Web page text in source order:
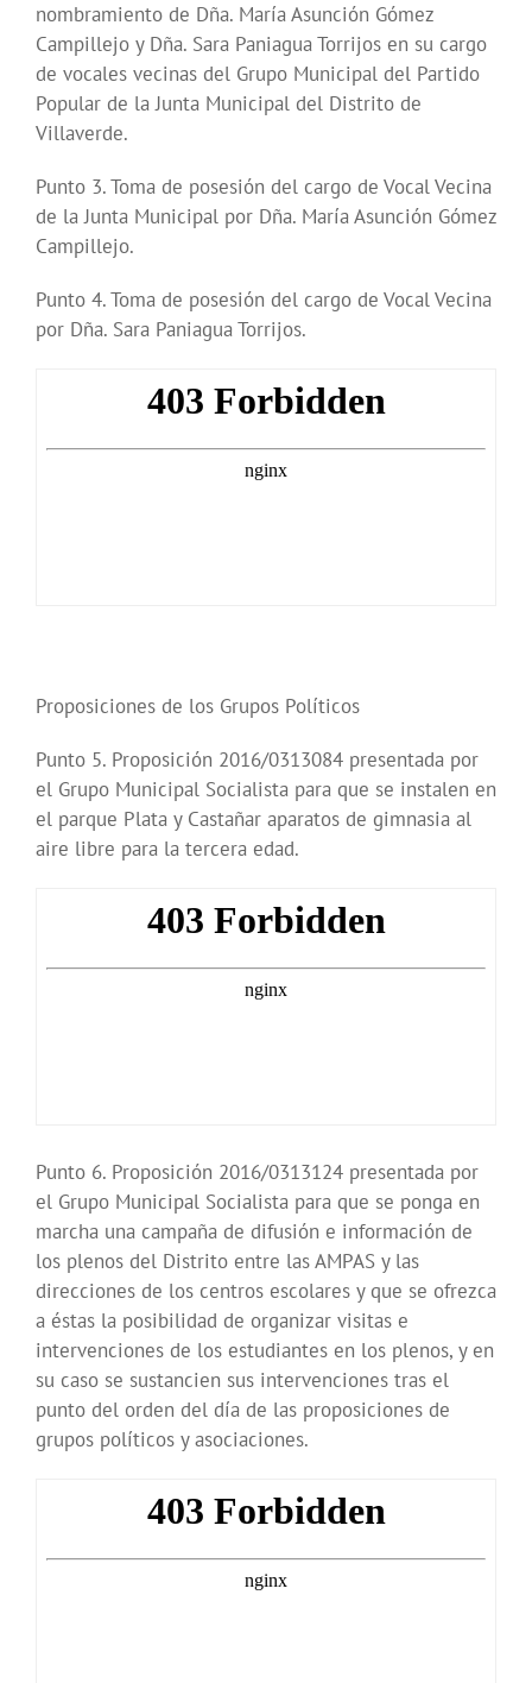
nombramiento de Dña. María Asunción Gómez
Campillejo y Dña. Sara Paniagua Torrijos en su cargo
de vocales vecinas del Grupo Municipal del Partido
Popular de la Junta Municipal del Distrito de
Villaverde.
Punto 3. Toma de posesión del cargo de Vocal Vecina
de la Junta Municipal por Dña. María Asunción Gómez
Campillejo.
Punto 4. Toma de posesión del cargo de Vocal Vecina
por Dña. Sara Paniagua Torrijos.
Proposiciones de los Grupos Políticos
Punto 5. Proposición 2016/0313084 presentada por
el Grupo Municipal Socialista para que se instalen en
el parque Plata y Castañar aparatos de gimnasia al
aire libre para la tercera edad.
Punto 6. Proposición 2016/0313124 presentada por
el Grupo Municipal Socialista para que se ponga en
marcha una campaña de difusión e información de
los plenos del Distrito entre las AMPAS y las
direcciones de los centros escolares y que se ofrezca
a éstas la posibilidad de organizar visitas e
intervenciones de los estudiantes en los plenos, y en
su caso se sustancien sus intervenciones tras el
punto del orden del día de las proposiciones de
grupos políticos y asociaciones.